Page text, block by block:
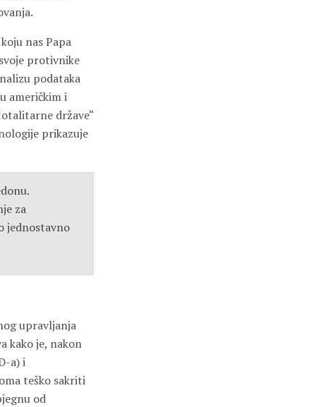
nas Papa
protivnike
podataka
američkim i
države“
prikazuje
za
jednostavno
upravljanja
kako je, nakon
a) i
teško sakriti
od